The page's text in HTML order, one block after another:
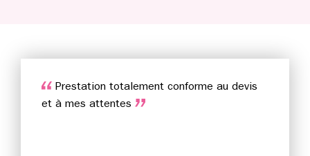
Prestation totalement conforme au devis
et à mes attentes